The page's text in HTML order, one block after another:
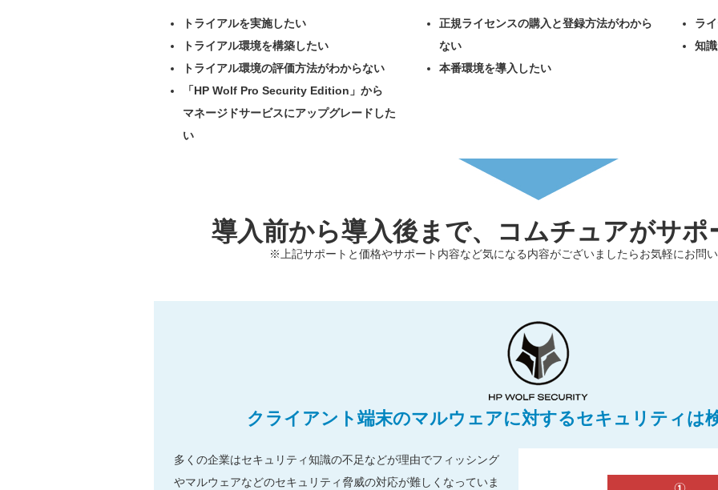
トライアルを実施したい
トライアル環境を構築したい
トライアル環境の評価方法がわからない
「HP Wolf Pro Security Edition」から
マネージドサービスにアップグレードした
い
正規ライセンスの購入と登録方法がわから
ない
本番環境を導入したい
ラ
知
導入前から導入後まで、コムチュアがサポ
※上記サポートと価格やサポート内容など気になる内容がございましたらお気軽にお問
クライアント端末のマルウェアに対するセキュリティは
多くの企業はセキュリティ知識の不足などが理由でフィッシング
やマルウェアなどのセキュリティ脅威の対応が難しくなっていま